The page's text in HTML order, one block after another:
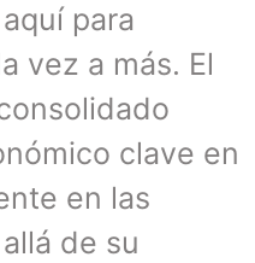
para
vez a más. El
clave en
en las
de su